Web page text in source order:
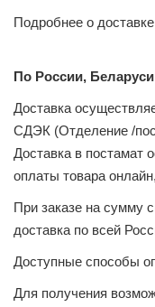
Подробнее о
По России, Беларуси
Доставка
СДЭК (Отделение /
Доставка в постамат
оплаты товара
При заказе на сумму
доставка по всей
Доступные способы
Для получения